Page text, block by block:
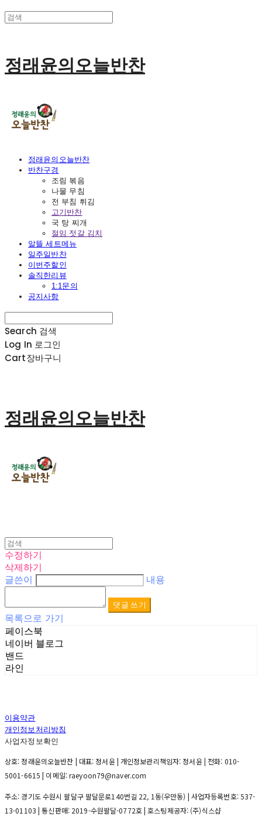
정래윤의오늘반찬
정래윤의오늘반찬
반찬구경
조림 볶음
나물 무침
전 부침 튀김
고기반찬
국 탕 찌개
절임 젓갈 김치
알뜰 세트메뉴
일주일반찬
이번주할인
솔직한리뷰
1:1문의
공지사항
Search 검색
Log In 로그인
Cart장바구니
정래윤의오늘반찬
수정하기
삭제하기
글쓴이
내용
댓글 쓰기
목록으로 가기
페이스북
네이버 블로그
밴드
라인
이용약관
개인정보처리방침
사업자정보확인
상호: 정래윤의오늘반찬 | 대표: 정서윤 | 개인정보관리책임자: 정서윤 | 전화: 010-
5001-6615 | 이메일: raeyoon79@naver.com
주소: 경기도 수원시 팔달구 팔달문로140번길 22, 1동(우만동) | 사업자등록번호:537-
13-01103 | 통신판매: 2019-수원팔달-0772호| 호스팅제공자: (주)식스샵